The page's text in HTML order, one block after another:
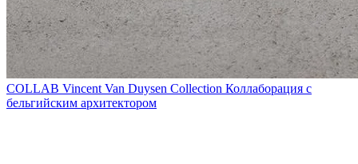
COLLAB Vincent Van Duysen Collection Коллаборация с
бельгийским архитектором